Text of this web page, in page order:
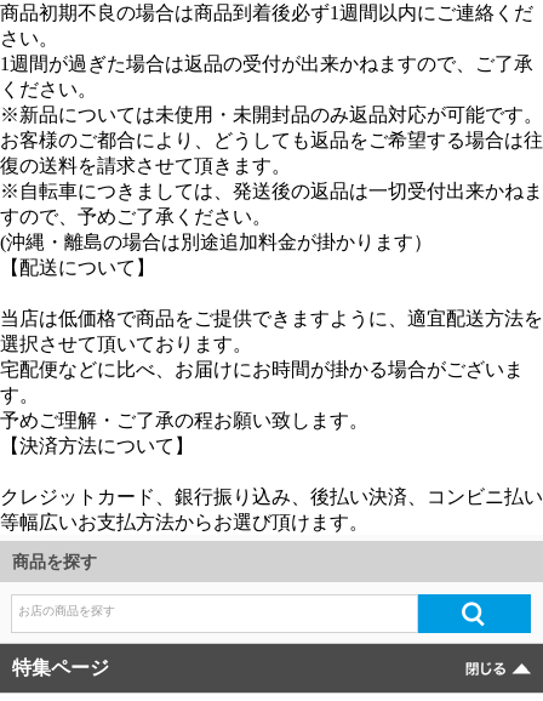
す。
予めご理解・ご了承の程お願い致します。
【決済方法について】
クレジットカード、銀行振り込み、後払い決済、コンビニ払い
等幅広いお支払方法からお選び頂けます。
商品を探す
特集ページ